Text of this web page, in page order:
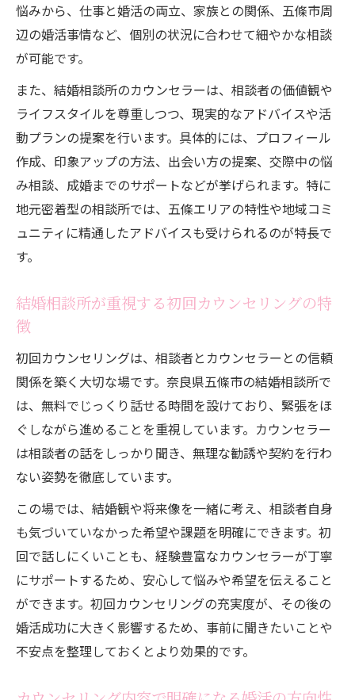
え
カウンセリング内容を活かした婚活計画の
立て方
奈良県五條市で受けられる結婚相談所のサポー
ト
結婚相談所が提供する地元密着型サポート
の特徴
奈良県五條市での婚活に強い結婚相談所の
魅力
地域事情に合った結婚相談所のカウンセリ
五條市で安心して利用できる結婚相談所サ
ポート例
み
カウンセリング内容が安心の婚活につながる理
由
結婚相談所のカウンセリングで不安を解消
できる理由
力
カウンセリング内容が信頼につながるポイ
結婚相談所で安心感を得られる相談事例
カウンセリングから始まる婚活の自己理解
無料カウンセリングで得られる情報や流れを紹
悩みから、仕事と婚活の両立、家族との関係、五條市周
辺の婚活事情など、個別の状況に合わせて細やかな相談
が可能です。
また、結婚相談所のカウンセラーは、相談者の価値観や
ライフスタイルを尊重しつつ、現実的なアドバイスや活
動プランの提案を行います。具体的には、プロフィール
作成、印象アップの方法、出会い方の提案、交際中の悩
み相談、成婚までのサポートなどが挙げられます。特に
地元密着型の相談所では、五條エリアの特性や地域コミ
ュニティに精通したアドバイスも受けられるのが特長で
す。
結婚相談所が重視する初回カウンセリングの特
徴
初回カウンセリングは、相談者とカウンセラーとの信頼
関係を築く大切な場です。奈良県五條市の結婚相談所で
は、無料でじっくり話せる時間を設けており、緊張をほ
ぐしながら進めることを重視しています。カウンセラー
は相談者の話をしっかり聞き、無理な勧誘や契約を行わ
ない姿勢を徹底しています。
この場では、結婚観や将来像を一緒に考え、相談者自身
も気づいていなかった希望や課題を明確にできます。初
回で話しにくいことも、経験豊富なカウンセラーが丁寧
にサポートするため、安心して悩みや希望を伝えること
ができます。初回カウンセリングの充実度が、その後の
婚活成功に大きく影響するため、事前に聞きたいことや
不安点を整理しておくとより効果的です。